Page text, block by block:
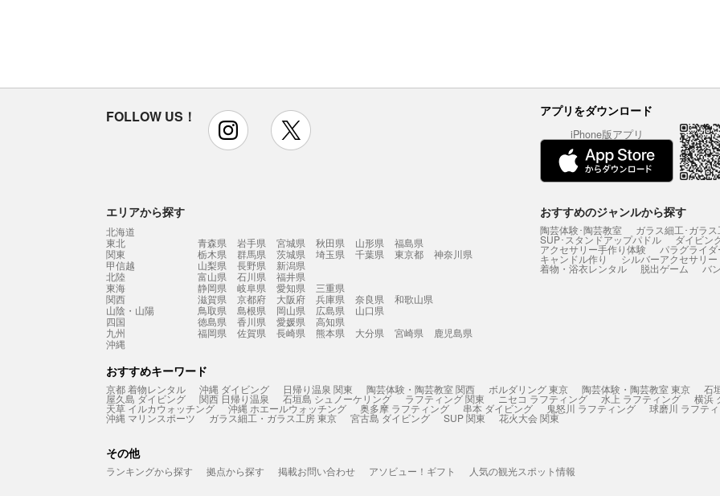
FOLLOW US！ instagram アプリをダウンロード
iPhone版アプリ
エリアから探す
北海道
東北
青森県 岩手県 宮城県 秋田県 山形県
福島県
関東
栃木県 群馬県 茨城県 埼玉県 千葉県 東京都
神奈川県
甲信越
山梨県 長野県
新潟県
北陸
富山県 石川県
福井県
東海
静岡県 岐阜県 愛知県
三重県
関西
滋賀県 京都府 大阪府 兵庫県 奈良県
和歌山県
山陰・山陽
鳥取県 島根県 岡山県 広島県
山口県
四国
徳島県 香川県 愛媛県
高知県
九州
福岡県 佐賀県 長崎県 熊本県 大分県 宮崎県
鹿児島県
沖縄
おすすめのジャンルから探す
陶芸体験･陶芸教室 ガラス細工･ガラ
SUP･スタンドアップパドル ダイビン
アクセサリー手作り体験 パラグライダ
キャンドル作り シルバーアクセサリ
着物・浴衣レンタル 脱出ゲーム バ
おすすめキーワード
京都 着物レンタル 沖縄 ダイビング 日帰り温泉 関東 陶芸体験・陶芸教室 関西 ボルダリング 東京 陶芸体験・陶芸教室 東京 石
屋久島 ダイビング 関西 日帰り温泉 石垣島 シュノーケリング ラフティング 関東 ニセコ ラフティング 水上 ラフティング 横浜
天草 イルカウォッチング 沖縄 ホエールウォッチング 奥多摩 ラフティング 串本 ダイビング 鬼怒川 ラフティング 球磨川 ラフテ
沖縄 マリンスポーツ ガラス細工・ガラス工房 東京 宮古島 ダイビング SUP 関東 花火大会 関東
その他
ランキングから探す 拠点から探す 掲載お問い合わせ アソビュー！ギフト 人気の観光スポット情報